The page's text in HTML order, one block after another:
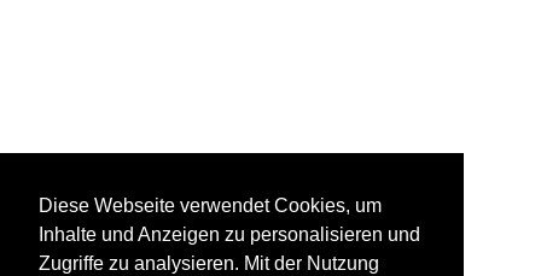
Diese Webseite verwendet Cookies, um
Inhalte und Anzeigen zu personalisieren und
Zugriffe zu analysieren. Mit der Nutzung